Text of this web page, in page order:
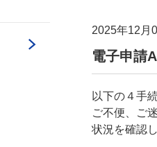
2025年12月
電子申請
以下の４手
ご不便、ご
状況を確認